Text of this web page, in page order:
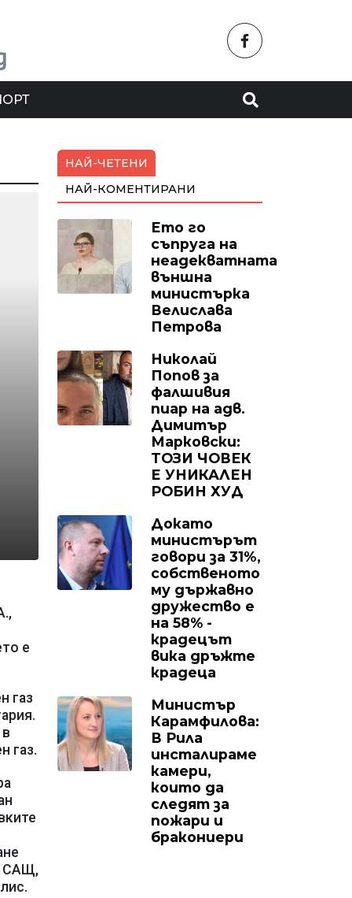
е
газ
газ.
САЩ,
НАЙ-ЧЕТЕНИ
НАЙ-КОМЕНТИРАНИ
Ето го
съпруга на
неадекватната
външна
министърка
Велислава
Петрова
Николай
Попов за
фалшивия
пиар на адв.
Димитър
Марковски:
ТОЗИ ЧОВЕК
Е УНИКАЛЕН
РОБИН ХУД
Докато
министърът
говори за 31%,
собственото
му държавно
дружество е
на 58% -
крадецът
вика дръжте
крадеца
Министър
Карамфилова:
В Рила
инсталираме
камери,
които да
следят за
пожари и
бракониери